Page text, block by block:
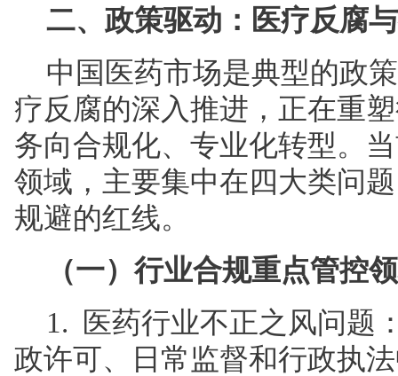
二、政策驱动：医疗反腐
中国医药市场是典型的政
疗反腐的深入推进，正在重
务向合规化、专业化转型。
领域，主要集中在四大类问
规避的红线。
（一）行业合规重点管控
1. 医药行业不正之风问题
政许可、日常监督和行政执